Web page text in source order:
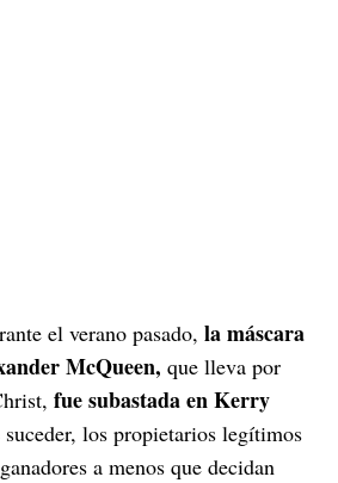
el verano pasado, la máscara
McQueen, que lleva por
fue subastada en Kerry
los propietarios legítimos
a menos que decidan